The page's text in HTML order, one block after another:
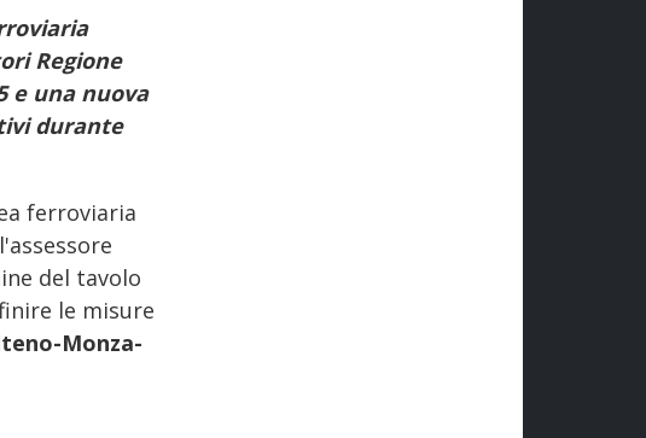
Regione
e una nuova
durante
ferroviaria
del tavolo
le misure
Monza-